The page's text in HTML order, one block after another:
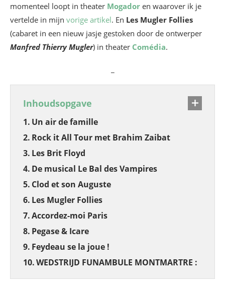
momenteel loopt in theater Mogador en waarover ik je
vertelde in mijn vorige artikel. En Les Mugler Follies
(cabaret in een nieuw jasje gestoken door de ontwerper
Manfred ThierryMugler) in theater Comédia.
Inhoudsopgave
Un air de famille
Rock it All Tour met Brahim Zaibat
Les Brit Floyd
De musical Le Bal des Vampires
Clod et son Auguste
Les Mugler Follies
Accordez-moi Paris
Pegase & Icare
Feydeau se la joue !
WEDSTRIJD FUNAMBULE MONTMARTRE :